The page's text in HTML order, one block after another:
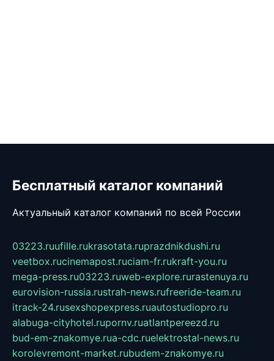
Бесплатный каталог компаний
Актуальный каталог компаний по всей России
03223.ruufille.rukrasotata.ruprazdnikdushi.ru
veetbox.rucinemapost.ruciam-fr.rukraft-you.ru
mega-press.ru03223.ruweb-explore.rurastenuya.ru
eurovision-russia.rustrah-news.rufreeride-team.ru
itrack-24.rusexshopexpress.ruautostudiopro.ru
alabuga-cityhotel.rupornv.ruatlantpereezd.ru
bud-em-znakomye.rua-cdc.ruelektrostal-news.ru
korolevremont-market.rubudem-znakomye.ru